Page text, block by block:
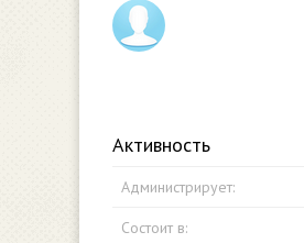
Активность
Администрирует:
Состоит в: